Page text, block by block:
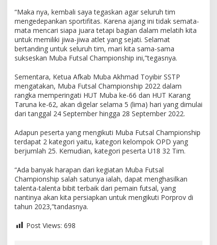
o
n
s
h
i
p
“Maka nya, kembali saya tegaskan agar seluruh tim
mengedepankan sportifitas. Karena ajang ini tidak semata-
mata mencari siapa juara tetapi bagian dalam melatih kita
untuk memiliki jiwa-jiwa atlet yang sejati. Selamat
bertanding untuk seluruh tim, mari kita sama-sama
sukseskan Muba Futsal Championship ini,”tegasnya.
Sementara, Ketua Afkab Muba Akhmad Toyibir SSTP
mengatakan, Muba Futsal Championship 2022 dalam
rangka memperingati HUT Muba ke-66 dan HUT Karang
Taruna ke-62, akan digelar selama 5 (lima) hari yang dimulai
dari tanggal 24 September hingga 28 September 2022.
Adapun peserta yang mengikuti Muba Futsal Championship
terdapat 2 kategori yaitu, kategori kelompok OPD yang
berjumlah 25. Kemudian, kategori peserta U18 32 Tim.
“Ada banyak harapan dari kegiatan Muba Futsal
Championship salah satunya ialah, dapat menghasilkan
talenta-talenta bibit terbaik dari pemain futsal, yang
nantinya akan kita persiapkan untuk mengikuti Porprov di
tahun 2023,”tandasnya.
Post Views: 698